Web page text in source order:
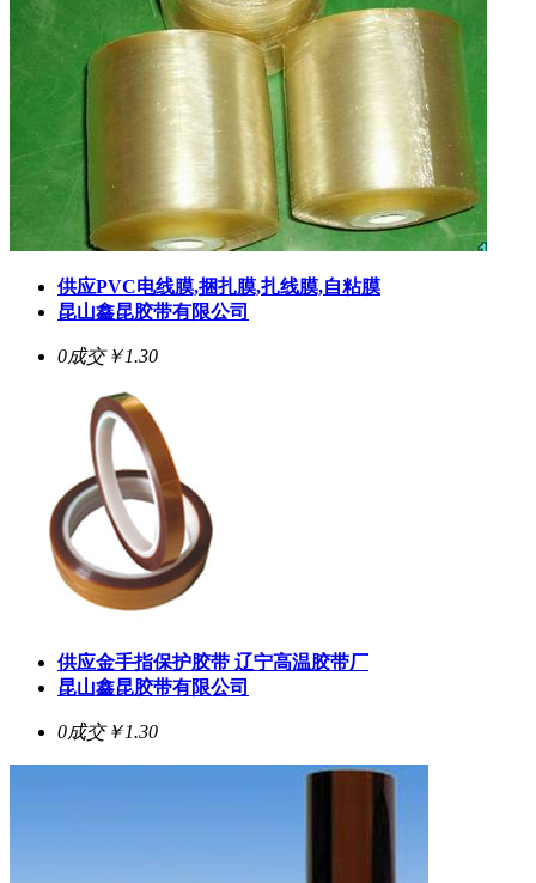
供应PVC电线膜,捆扎膜,扎线膜,自粘膜
昆山鑫昆胶带有限公司
0成交￥1.30
供应金手指保护胶带 辽宁高温胶带厂
昆山鑫昆胶带有限公司
0成交￥1.30